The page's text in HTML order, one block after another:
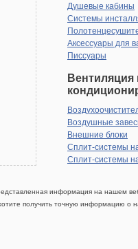
Душевые кабины
Системы
Аксессуары для
Писсуары
Вентиляция
Воздушные
Внешние блоки
Сплит-системы
Сплит-системы
информация на нашем
получить точную информацию о